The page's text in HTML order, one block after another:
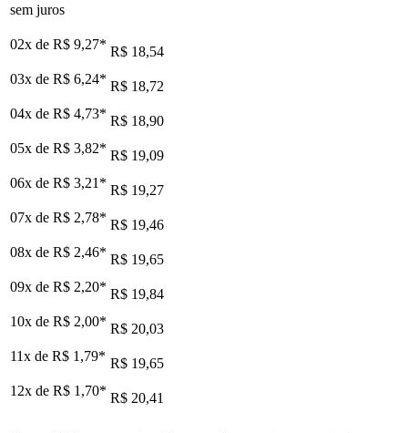
sem juros
02x de R$ 9,27* R$ 18,54
03x de R$ 6,24* R$ 18,72
04x de R$ 4,73* R$ 18,90
05x de R$ 3,82* R$ 19,09
06x de R$ 3,21 * R$ 19,27
07x de R$ 2,78* R$ 19,46
08x de R$ 2,46* R$ 19,65
09x de R$ 2,20* R$ 19,84
10x de R$ 2,00* R$ 20,03
11x de R$ 1,79* R$ 19,65
12x de R$ 1,70* R$ 20,41